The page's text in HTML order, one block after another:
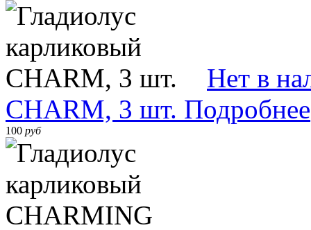
Нет в
CHARM, 3 шт. Подробнее
100 руб